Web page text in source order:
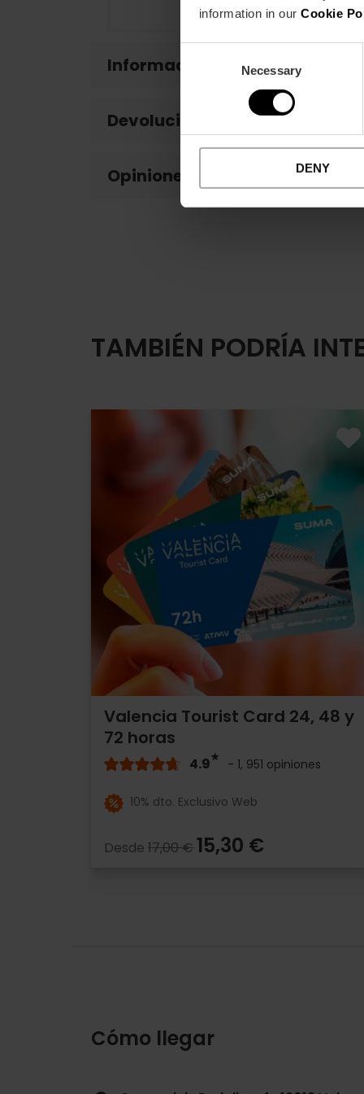
information in our Cookie
Selection
Necessary
DENY
Información de interés
Devoluciones
Opiniones de clientes
TAMBIÉN PODRÍA
Valencia Tourist Card 24, 48 y
72 horas
4.9 - 1, 951 opiniones
10% dto. Exclusivo Web
Desde 17,00 €15,30 €
Cómo llegar